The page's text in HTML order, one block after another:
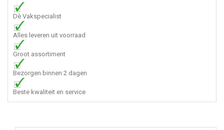
Dè Vakspecialist
Alles leveren uit voorraad
Groot assortiment
Bezorgen binnen 2 dagen
Beste kwaliteit en service